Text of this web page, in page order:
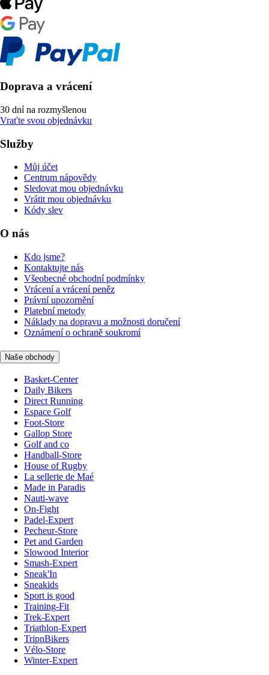
Doprava a vrácení
30 dní na rozmyšlenou
Vraťte svou objednávku
Služby
Můj účet
Centrum nápovědy
Sledovat mou objednávku
Vrátit mou objednávku
Kódy slev
O nás
Kdo jsme?
Kontaktujte nás
Všeobecné obchodní podmínky
Vrácení a vrácení peněz
Právní upozornění
Platební metody
Náklady na dopravu a možnosti doručení
Oznámení o ochraně soukromí
Naše obchody
Basket-Center
Daily Bikers
Direct Running
Espace Golf
Foot-Store
Gallop Store
Golf and co
Handball-Store
House of Rugby
La sellerie de Maé
Made in Paradis
Nauti-wave
On-Fight
Padel-Expert
Pecheur-Store
Pet and Garden
Slowood Interior
Smash-Expert
Sneak'In
Sneakids
Sport is good
Training-Fit
Trek-Expert
Triathlon-Expert
TripnBikers
Vélo-Store
Winter-Expert